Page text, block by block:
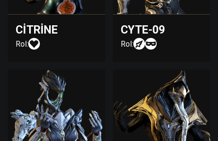
CITRINE
Rol:
CYTE-09
Rol: